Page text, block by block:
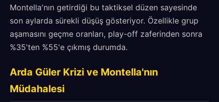
Montella'nın getirdiği bu taktiksel düzen sayesinde
son aylarda sürekli düşüş gösteriyor. Özellikle grup
aşamasını geçme oranları, play-off zaferinden sonra
%35'ten %55'e çıkmış durumda.
Arda Güler Krizi ve Montella'nın
Müdahalesi